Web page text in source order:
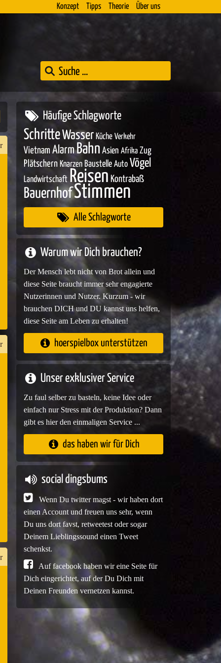
Konzept Tipps Theorie Über uns
Häufige Schlagworte
SchritteWasser Küche Verkehr
Vietnam AlarmBahn Asien Afrika Zug
Plätschern Knarzen Baustelle Auto Vögel
Landwirtschaft Reisen Kontrabaß
BauernhofStimmen
Alle Schlagworte
Warum wir Dich brauchen?
Der Mensch lebt nicht von Brot allein und
diese Seite braucht immer sehr engagierte
Nutzerinnen und Nutzer. Kurzum - wir
brauchen DICH und DU kannst uns helfen,
diese Seite am Leben zu erhalten!
hoerspielbox unterstützen
Unser exklusiver Service
Zu faul selber zu basteln, keine Idee oder
einfach nur Stress mit der Produktion? Dann
gibt es hier den einmaligen Service ...
das haben wir für Dich
social dingsbums
Wenn Du twitter magst - wir haben dort
einen Account und freuen uns sehr, wenn
Du uns dort favst, retweetest oder sogar
Deinem Lieblingssound einen Tweet
schenkst.
Auf facebook haben wir eine Seite für
Dich eingerichtet, auf der Du Dich mit
Deinen Freunden vernetzen kannst.